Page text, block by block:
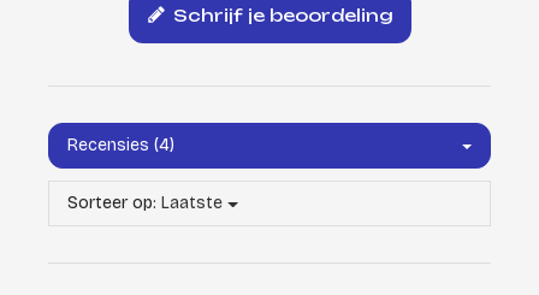
Schrijf je beoordeling
Recensies (4)
Sorteer op: Laatste